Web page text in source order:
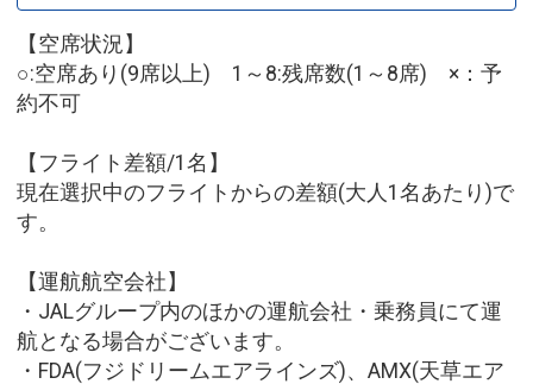
【空席状況】
○:空席あり(9席以上) 1～8:残席数(1～8席) ×：予
約不可
【フライト差額/1名】
現在選択中のフライトからの差額(大人1名あたり)で
す。
【運航航空会社】
・JALグループ内のほかの運航会社・乗務員にて運
航となる場合がございます。
・FDA(フジドリームエアラインズ)、AMX(天草エア